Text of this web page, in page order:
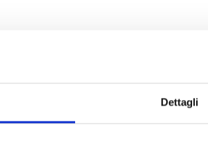
Dettagli
per essere la
of the Year?
Awards, ospitati ogni anno da
in aree globali chiave, come la